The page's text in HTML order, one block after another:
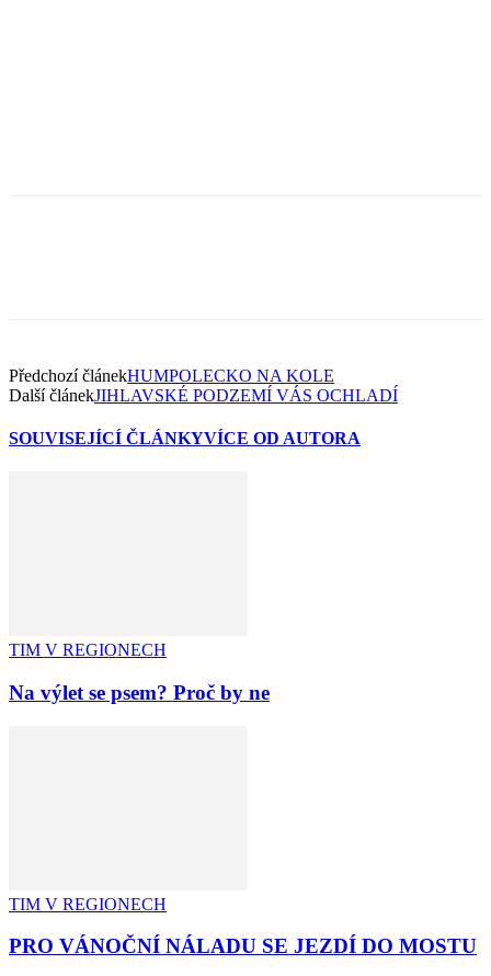
Předchozí článekHUMPOLECKO NA KOLE
Další článekJIHLAVSKÉ PODZEMÍ VÁS OCHLADÍ
SOUVISEJÍCÍ ČLÁNKYVÍCE OD AUTORA
TIM V REGIONECH
Na výlet se psem? Proč by ne
TIM V REGIONECH
PRO VÁNOČNÍ NÁLADU SE JEZDÍ DO MOSTU